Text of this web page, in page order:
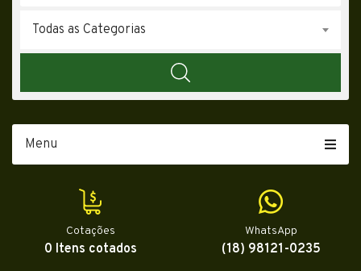
Todas as Categorias
Menu
Cotações
0 Itens cotados
WhatsApp
(18) 98121-0235